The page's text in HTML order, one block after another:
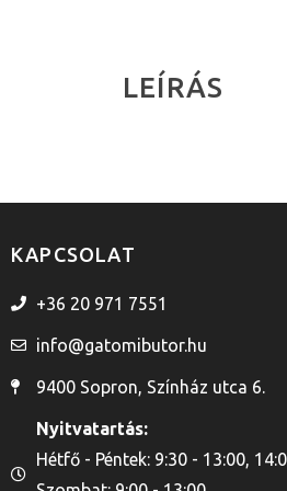
LEÍRÁS
KAPCSOLAT
+36 20 971 7551
info@gatomibutor.hu
9400 Sopron, Színház utca 6.
Nyitvatartás:
Hétfő - Péntek: 9:30 - 13:00,